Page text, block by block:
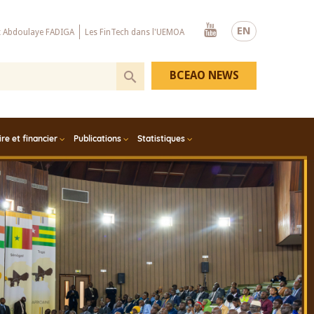
EN
Abdoulaye FADIGA Les FinTech dans l'UEMOA
Youtube
et financier Publications Statistiques
BCEAO NEWS